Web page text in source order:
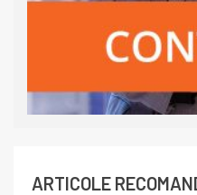
ARTICOLE